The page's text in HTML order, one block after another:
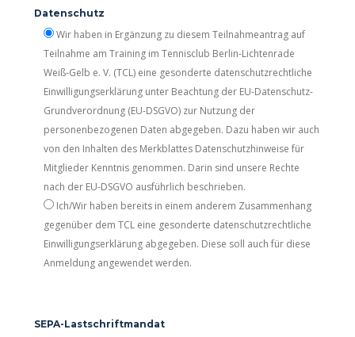
Datenschutz
Wir haben in Ergänzung zu diesem Teilnahmeantrag auf
Teilnahme am Training im Tennisclub Berlin-Lichtenrade
Weiß-Gelb e. V. (TCL) eine gesonderte datenschutzrechtliche
Einwilligungserklärung unter Beachtung der EU-Datenschutz-
Grundverordnung (EU-DSGVO) zur Nutzung der
personenbezogenen Daten abgegeben. Dazu haben wir auch
von den Inhalten des Merkblattes Datenschutzhinweise für
Mitglieder Kenntnis genommen. Darin sind unsere Rechte
nach der EU-DSGVO ausführlich beschrieben.
Ich/Wir haben bereits in einem anderem Zusammenhang
gegenüber dem TCL eine gesonderte datenschutzrechtliche
Einwilligungserklärung abgegeben. Diese soll auch für diese
Anmeldung angewendet werden.
SEPA-Lastschriftmandat